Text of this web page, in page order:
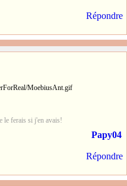
Répondre
le ferais si j'en avais!
Papy04
Répondre